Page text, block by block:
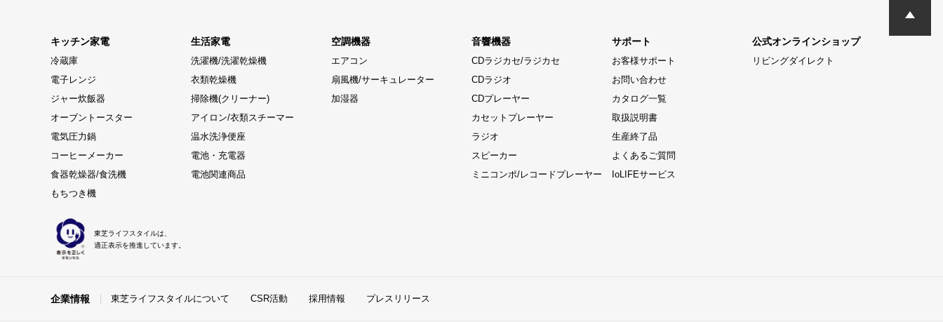
キッチン家電
冷蔵庫
電子レンジ
ジャー炊飯器
オーブントースター
電気圧力鍋
コーヒーメーカー
食器乾燥器/食洗機
もちつき機
生活家電
洗濯機/洗濯乾燥機
衣類乾燥機
掃除機(クリーナー)
アイロン/衣類スチーマー
温水洗浄便座
電池・充電器
電池関連商品
空調機器
エアコン
扇風機/サーキュレーター
加湿器
音響機器
CDラジカセ/ラジカセ
CDラジオ
CDプレーヤー
カセットプレーヤー
ラジオ
スピーカー
ミニコンポ/レコードプレーヤー
サポート
お客様サポート
お問い合わせ
カタログ一覧
取扱説明書
生産終了品
よくあるご質問
IoLIFEサービス
公式オンラインショップ
リビングダイレクト
東芝ライフスタイルは、
適正表示を推進しています。
企業情報 東芝ライフスタイルについて CSR活動 採用情報 プレスリリース